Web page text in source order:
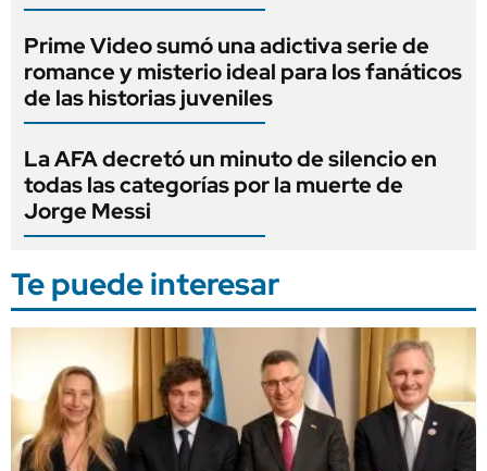
Prime Video sumó una adictiva serie de
romance y misterio ideal para los fanáticos
de las historias juveniles
La AFA decretó un minuto de silencio en
todas las categorías por la muerte de
Jorge Messi
Te puede interesar